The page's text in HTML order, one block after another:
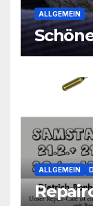
ALLGEMEIN
ALLGEMEIN